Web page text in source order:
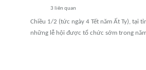
3 liên quan
Chiều 1/2 (tức ngày 4 Tết năm Ất Ty), tại
những lễ hội được tổ chức sớm trong